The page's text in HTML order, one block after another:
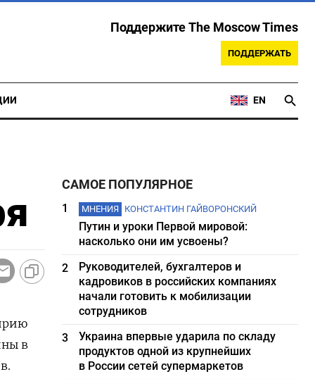
Поддержите The Moscow Times
ПОДДЕРЖАТЬ
EN
в
САМОЕ ПОПУЛЯРНОЕ
1 МНЕНИЯ КОНСТАНТИН ГАЙВОРОНСКИЙ
Путин и уроки Первой мировой:
насколько они им усвоены?
2
Руководителей, бухгалтеров и
кадровиков в российских компаниях
начали готовить к мобилизации
сотрудников
3
Украина впервые ударила по складу
продуктов одной из крупнейших
в России сетей супермаркетов